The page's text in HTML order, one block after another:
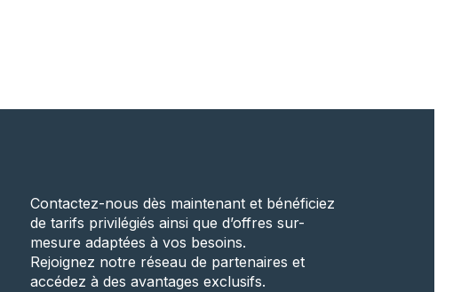
Contactez-nous dès maintenant et bénéficiez
de tarifs privilégiés ainsi que d’offres sur-
mesure adaptées à vos besoins.
Rejoignez notre réseau de partenaires et
accédez à des avantages exclusifs.